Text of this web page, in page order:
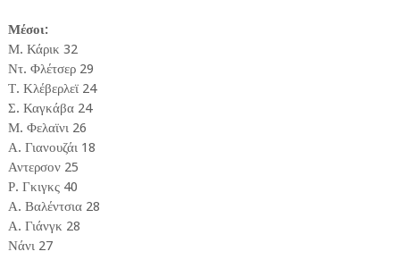
Μέσοι:
Μ. Κάρικ 32
Ντ. Φλέτσερ 29
Τ. Κλέβερλεϊ 24
Σ. Καγκάβα 24
Μ. Φελαϊνι 26
Α. Γιανουζάι 18
Αντερσον 25
Ρ. Γκιγκς 40
Α. Βαλέντσια 28
Α. Γιάνγκ 28
Νάνι 27